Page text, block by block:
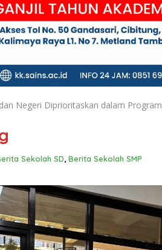
Negeri Diprioritaskan dalam
Sekolah SD, Berita Sekolah SMP